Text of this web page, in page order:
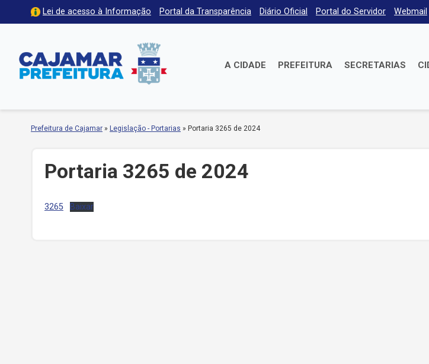
Lei de acesso à Informação Portal da Transparência Diário Oficial Portal do Servidor Webmail
A CIDADE PREFEITURA SECRETARIAS
Prefeitura de Cajamar » Legislação - Portarias » Portaria 3265 de 2024
Portaria 3265 de 2024
3265 Baixar